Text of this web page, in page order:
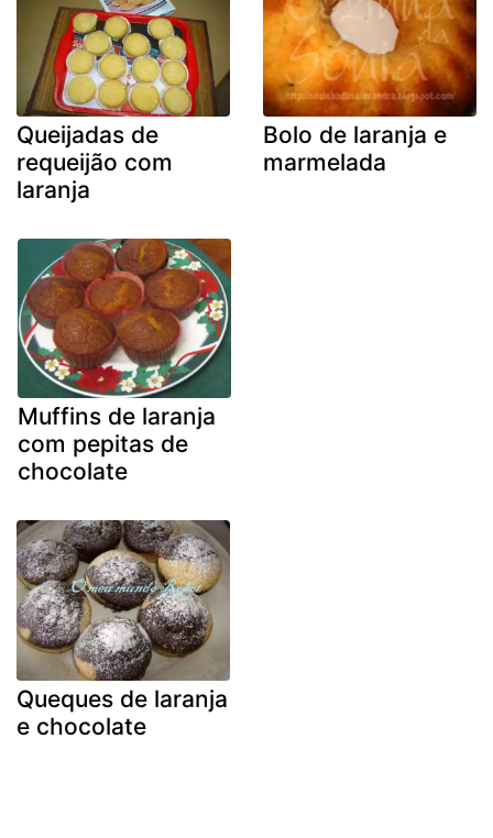
Queijadas de
requeijão com
laranja
Bolo de laranja e
marmelada
Muffins de laranja
com pepitas de
chocolate
Queques de laranja
e chocolate